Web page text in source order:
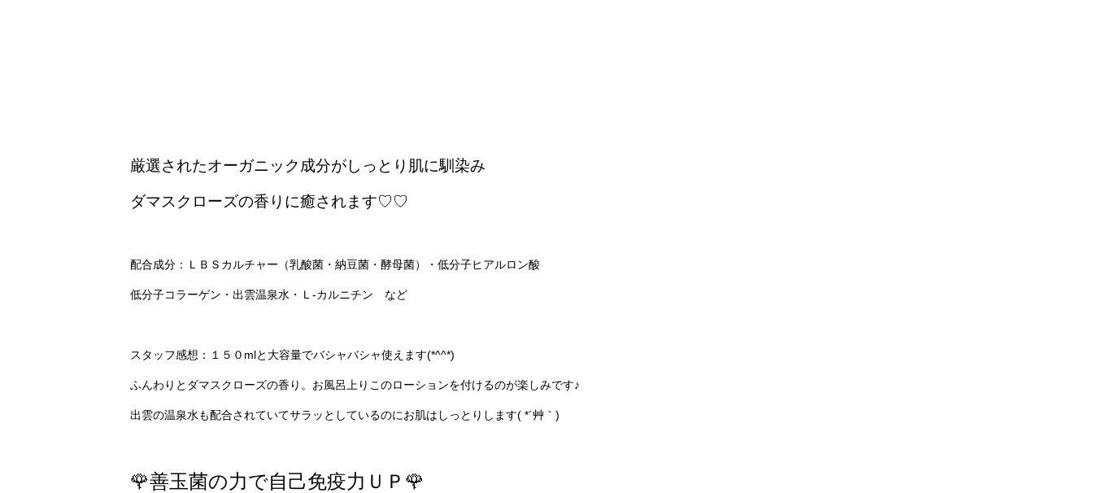
厳選されたオーガニック成分がしっとり肌に馴染み
ダマスクローズの香りに癒されます♡♡
配合成分：ＬＢＳカルチャー（乳酸菌・納豆菌・酵母菌）・低分子ヒアルロン酸
低分子コラーゲン・出雲温泉水・Ｌ-カルニチン など
スタッフ感想：１５０mlと大容量でバシャバシャ使えます(*^^*)
ふんわりとダマスクローズの香り。お風呂上りこのローションを付けるのが楽しみです♪
出雲の温泉水も配合されていてサラッとしているのにお肌はしっとりします( *´艸｀)
🌹善玉菌の力で自己免疫力ＵＰ🌹